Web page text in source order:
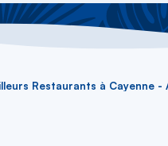
Restaurants à Cayenne -